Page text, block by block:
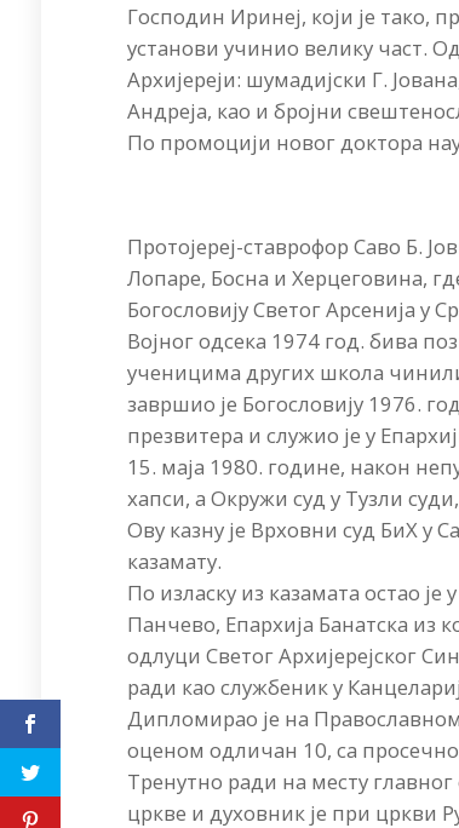
Господин Иринеј, који је тако,
установи учинио велику част.
Архијереји: шумадијски Г.
Андреја, као и бројни
По промоцији новог доктора
Протојереј-ставрофор Саво Б.
Лопаре, Босна и Херцеговина,
Богословију Светог Арсенија у
Војног одсека 1974 год. бива
ученицима других школа
завршио је Богословију 1976.
презвитера и служио је у
15. маја 1980. године, након
хапси, а Окружи суд у Тузли
Ову казну је Врховни суд БиХ у
казамату.
По изласку из казамата остао
Панчево, Епархија Банатска из
одлуци Светог Архијерејског
ради као службеник у
Дипломирао је на
оценом одличан 10, са
Тренутно ради на месту главног
цркве и духовник је при цркви